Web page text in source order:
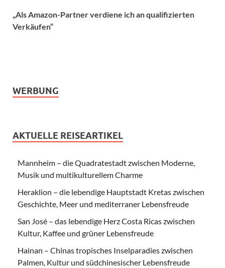
„Als Amazon-Partner verdiene ich an qualifizierten
Verkäufen“
WERBUNG
AKTUELLE REISEARTIKEL
Mannheim – die Quadratestadt zwischen Moderne,
Musik und multikulturellem Charme
Heraklion – die lebendige Hauptstadt Kretas zwischen
Geschichte, Meer und mediterraner Lebensfreude
San José – das lebendige Herz Costa Ricas zwischen
Kultur, Kaffee und grüner Lebensfreude
Hainan – Chinas tropisches Inselparadies zwischen
Palmen, Kultur und südchinesischer Lebensfreude